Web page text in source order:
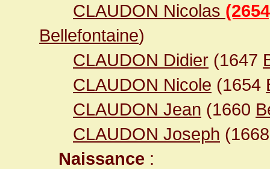
CLAUDON Nicolas
Bellefontaine)
CLAUDON Didier (1647
CLAUDON Nicole (1654
CLAUDON Jean (1660
CLAUDON Joseph
Naissance :